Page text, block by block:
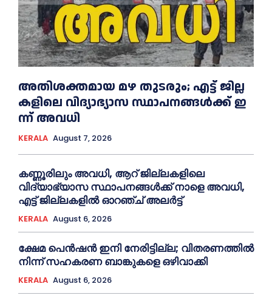
അതിശക്തമായ മഴ തുടരും; എട്ട് ജി​ല്ല​
ക​ളി​ലെ വി​ദ്യാ​ഭ്യാ​സ സ്ഥാ​പ​ന​ങ്ങ​ൾ​ക്ക് ഇ​
ന്ന് അ​വ​ധി
KERALA August 7, 2026
കണ്ണൂരിലും അവധി, ആറ് ജില്ലകളിലെ
വിദ്യാഭ്യാസ സ്ഥാപനങ്ങൾക്ക് നാളെ അവധി,
എട്ട് ജില്ലകളിൽ ഓറഞ്ച് അലർട്ട്
KERALA August 6, 2026
ക്ഷേമ പെൻഷൻ ഇനി നേരിട്ടില്ല; വിതരണത്തിൽ
നിന്ന് സഹകരണ ബാങ്കുകളെ ഒഴിവാക്കി
KERALA August 6, 2026